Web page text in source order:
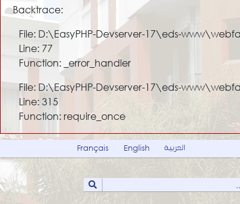
Backtrace:
File: D:\EasyPHP-Devserver-17\eds-
Line: 77
Function: _error_handler
File: D:\EasyPHP-Devserver-17\eds-
Line: 315
Function: require_once
Français English العربية